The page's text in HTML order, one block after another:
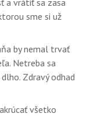
a vrátiť sa zasa
sme si už
by nemal trvať
Netreba sa
Zdravý odhad
všetko